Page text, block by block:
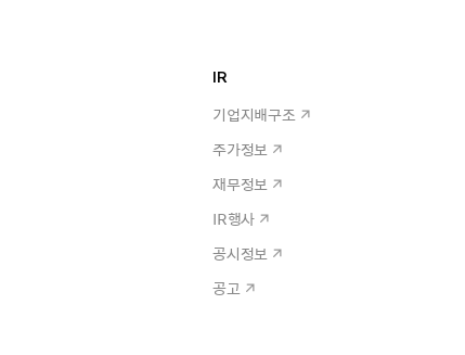
IR
기업지배구조
주가정보
재무정보
IR행사
공시정보
공고